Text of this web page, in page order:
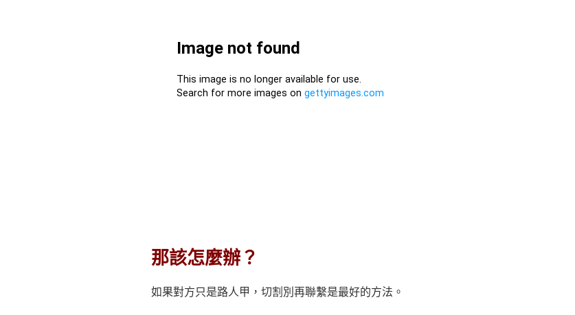
那該怎麼辦？
如果對方只是路人甲，切割別再聯繫是最好的方法。